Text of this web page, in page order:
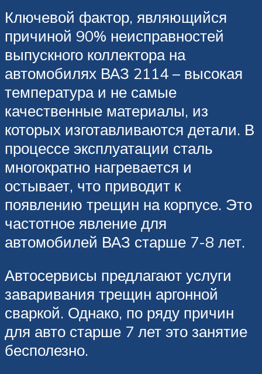
Ключевой фактор, являющийся
причиной 90% неисправностей
выпускного коллектора на
автомобилях ВАЗ 2114 – высокая
температура и не самые
качественные материалы, из
которых изготавливаются детали. В
процессе эксплуатации сталь
многократно нагревается и
остывает, что приводит к
появлению трещин на корпусе. Это
частотное явление для
автомобилей ВАЗ старше 7-8 лет.
Автосервисы предлагают услуги
заваривания трещин аргонной
сваркой. Однако, по ряду причин
для авто старше 7 лет это занятие
бесполезно.